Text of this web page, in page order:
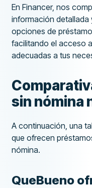
En Financer, nos
información detallada
opciones de
facilitando el acceso
adecuadas a tus
sin nómina
A continuación, una
que ofrecen
nómina.
QueBueno